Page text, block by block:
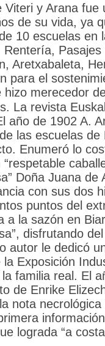
Viteri y Arana
de su vida, ya
10 escuelas en
Aretxabaleta,
para el
hizo merecedor
La revista
año de 1902 A.
las escuelas
Enumeró lo
Doña Juana
con sus dos
puntos del
a la sazón en
disfrutando
autor le dedicó
Exposición
familia real. El
de Enrike
nota
lograda “a